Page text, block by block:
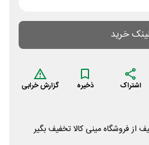
لینک خرید
اشتراک ذخیره گزارش خرابی
از فروشگاه مینی کالا تخفیف بگیر